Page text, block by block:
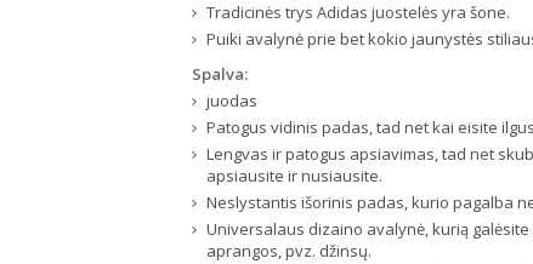
Tradicinės trys Adidas juostelės yra šone.
Puiki avalynė prie bet kokio jaunystės
Spalva:
juodas
Patogus vidinis padas, tad net kai eisite
Lengvas ir patogus apsiavimas, tad net
apsiausite ir nusiausite.
Neslystantis išorinis padas, kurio pagalba
Universalaus dizaino avalynė, kurią
aprangos, pvz. džinsų.